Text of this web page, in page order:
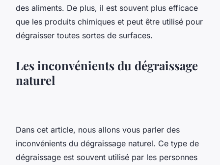
des aliments. De plus, il est souvent plus efficace
que les produits chimiques et peut être utilisé pour
dégraisser toutes sortes de surfaces.
Les inconvénients du dégraissage
naturel
Dans cet article, nous allons vous parler des
inconvénients du dégraissage naturel. Ce type de
dégraissage est souvent utilisé par les personnes